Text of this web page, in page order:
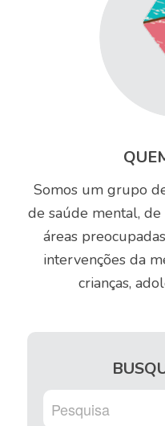
Somos um grupo
de saúde mental,
áreas
intervenções da
crianças,